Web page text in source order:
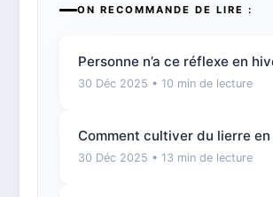
ON RECOMMANDE DE LIRE :
Personne n’a ce réflexe en
30 Déc 2025 • 10 min de lecture
Comment cultiver du lierre
30 Déc 2025 • 13 min de lecture